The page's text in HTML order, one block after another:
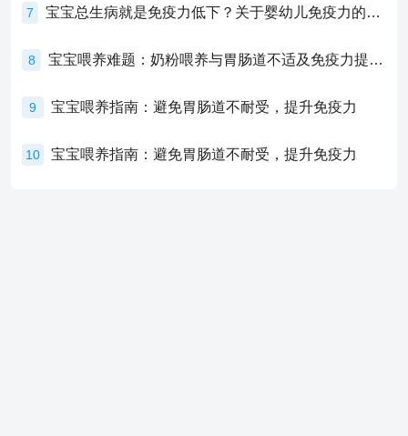
7 宝宝总生病就是免疫力低下？关于婴幼儿免疫力的真相，家长必须了解！
8 宝宝喂养难题：奶粉喂养与胃肠道不适及免疫力提升的奥秘
9 宝宝喂养指南：避免胃肠道不耐受，提升免疫力
10 宝宝喂养指南：避免胃肠道不耐受，提升免疫力